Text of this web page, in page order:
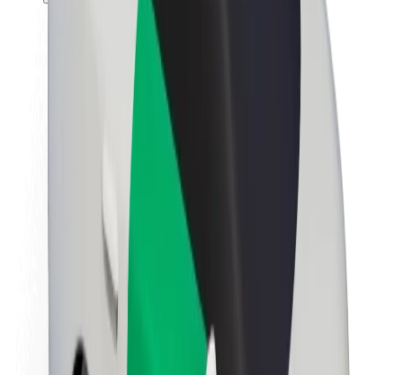
Apie „Bolt“
„Bolt“ tvarumo politika
Projektas „Zero“
Tinklaraštis
Naujienų centras
Prekių ženklo gairės
Misija
Investuotojams
Vadovybė
Prekės ženklas
Žiniasklaidai